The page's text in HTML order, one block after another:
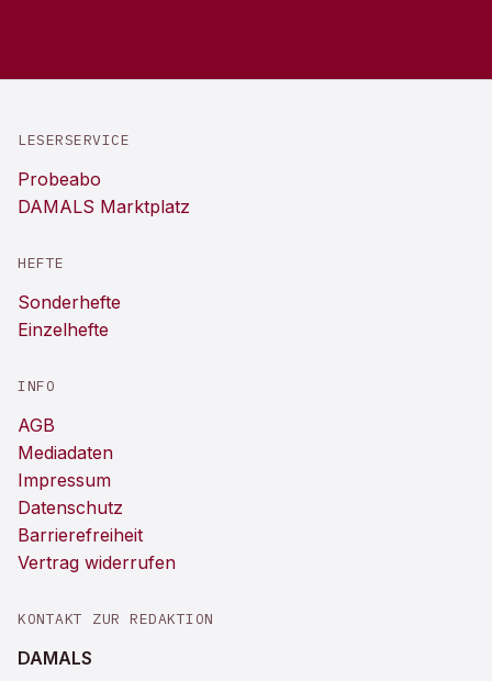
LESERSERVICE
Probeabo
DAMALS Marktplatz
HEFTE
Sonderhefte
Einzelhefte
INFO
AGB
Mediadaten
Impressum
Datenschutz
Barrierefreiheit
Vertrag widerrufen
KONTAKT ZUR REDAKTION
DAMALS